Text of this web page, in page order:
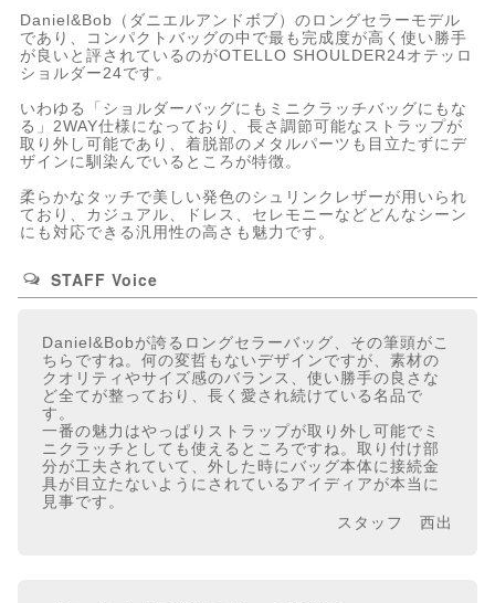
Daniel&Bob（ダニエルアンドボブ）のロングセラーモデル
であり、コンパクトバッグの中で最も完成度が高く使い勝手
が良いと評されているのがOTELLO SHOULDER24オテッロ
ショルダー24です。
いわゆる「ショルダーバッグにもミニクラッチバッグにもな
る」2WAY仕様になっており、長さ調節可能なストラップが
取り外し可能であり、着脱部のメタルパーツも目立たずにデ
ザインに馴染んでいるところが特徴。
柔らかなタッチで美しい発色のシュリンクレザーが用いられ
ており、カジュアル、ドレス、セレモニーなどどんなシーン
にも対応できる汎用性の高さも魅力です。
STAFF Voice
Daniel&Bobが誇るロングセラーバッグ、その筆頭がこ
ちらですね。何の変哲もないデザインですが、素材の
クオリティやサイズ感のバランス、使い勝手の良さな
ど全てが整っており、長く愛され続けている名品で
す。
一番の魅力はやっぱりストラップが取り外し可能でミ
ニクラッチとしても使えるところですね。取り付け部
分が工夫されていて、外した時にバッグ本体に接続金
具が目立たないようにされているアイディアが本当に
見事です。
スタッフ 西出